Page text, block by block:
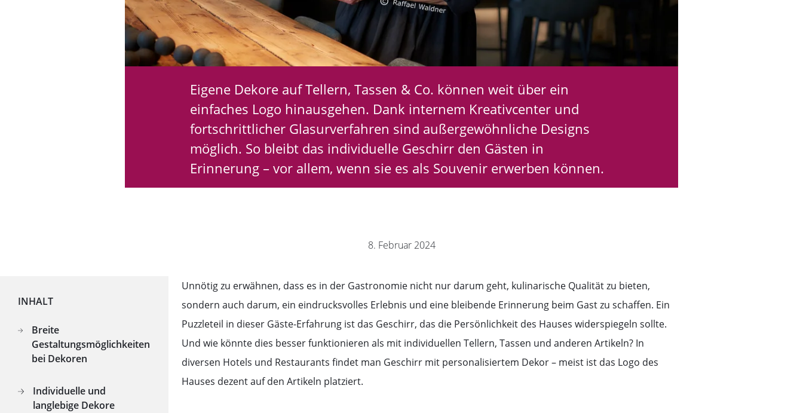
Eigene Dekore auf Tellern, Tassen & Co. können weit über ein
einfaches Logo hinausgehen. Dank internem Kreativcenter und
fortschrittlicher Glasurverfahren sind außergewöhnliche Designs
möglich. So bleibt das individuelle Geschirr den Gästen in
Erinnerung – vor allem, wenn sie es als Souvenir erwerben können.
8. Februar 2024
INHALT
Breite
Gestaltungsmöglichkeiten
bei Dekoren
Individuelle und
langlebige Dekore
Unnötig zu erwähnen, dass es in der Gastronomie nicht nur darum geht, kulinarische Qualität zu bieten,
sondern auch darum, ein eindrucksvolles Erlebnis und eine bleibende Erinnerung beim Gast zu schaffen. Ein
Puzzleteil in dieser Gäste-Erfahrung ist das Geschirr, das die Persönlichkeit des Hauses widerspiegeln sollte.
Und wie könnte dies besser funktionieren als mit individuellen Tellern, Tassen und anderen Artikeln? In
diversen Hotels und Restaurants findet man Geschirr mit personalisiertem Dekor – meist ist das Logo des
Hauses dezent auf den Artikeln platziert.